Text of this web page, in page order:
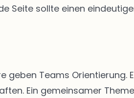
Seite sollte einen
Teams Orientierung.
Ein gemeinsamer